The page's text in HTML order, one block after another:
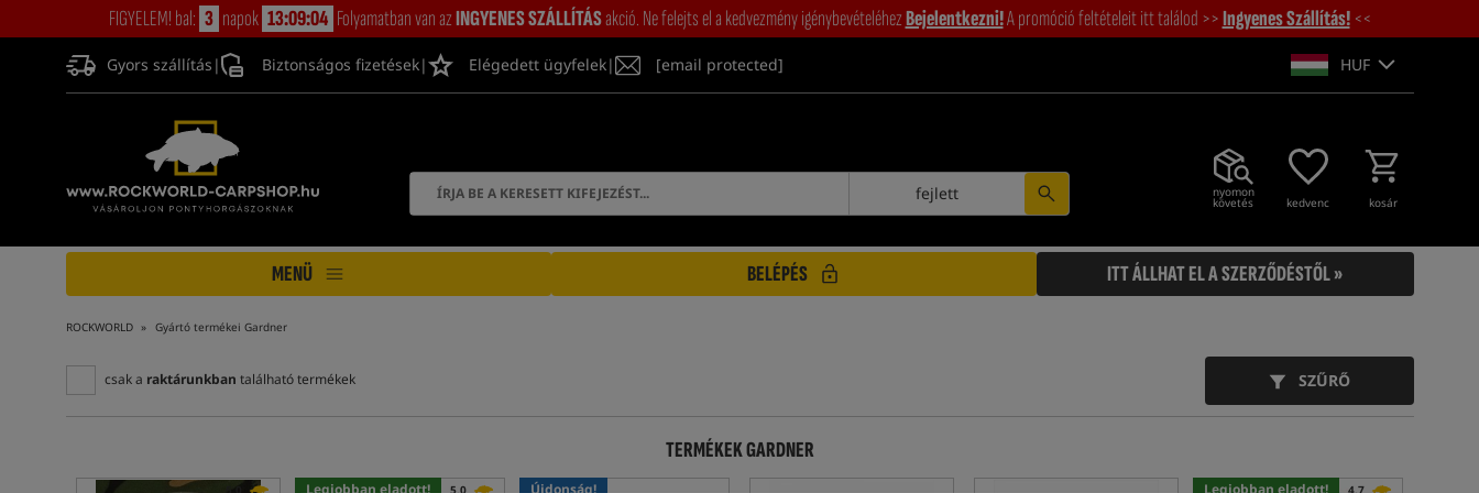
FIGYELEM! bal: 3 napok 13:09:03 Folyamatban van azINGYENES SZÁLLÍTÁSakció. Ne felejts el a kedvezmény igénybevételéhezBejelentkezni!A promóció feltételeit itt találod >>Ingyenes Szállítás! <<
Gyors szállítás | Biztonságos fizetések| Elégedett ügyfelek| [email protected] HUF
nyomon
követés kedvenc kosár
fejlett
MENÜ BELÉPÉS ITT ÁLLHAT EL A SZERZŐDÉSTŐL »
ROCKWORLD Gyártó termékei Gardner
csak a raktárunkban található termékek SZŰRŐ
TERMÉKEK GARDNER
Legjobban eladott! 5,0 Újdonság! Legjobban eladott! 4,7